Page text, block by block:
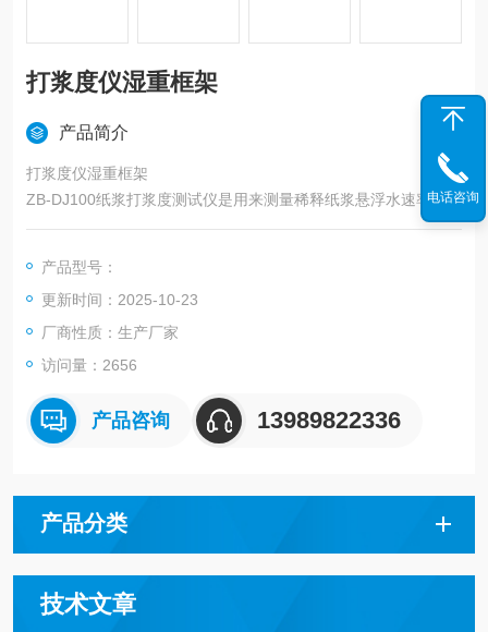
打浆度仪湿重框架
产品简介
打浆度仪湿重框架
ZB-DJ100纸浆打浆度测试仪是用来测量稀释纸浆悬浮水速率的仪
器。按通用的肖伯尔工作原理设计。
器的操作非常简单。仪器采用弹簧预紧机构，使密封锤体的橡胶
密封圈同滤水筒的底部紧密结合，增加了密封锤体的密封性。
产品型号：
更新时间：2025-10-23
厂商性质：生产厂家
访问量：2656
产品咨询 13989822336
产品分类
技术文章
电话咨询